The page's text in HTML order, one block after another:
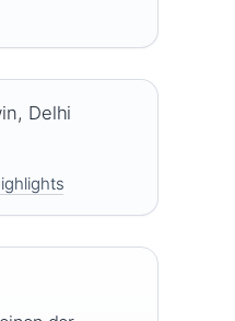
Delhi